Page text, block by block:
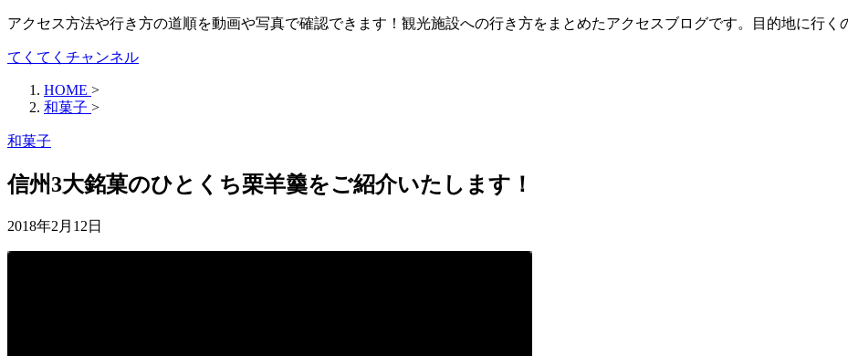
アクセス方法や行き方の道順を動画や写真で確認できます！観光施設への行き方をまとめたアクセスブログです。目的地に行く
てくてくチャンネル
HOME >
和菓子 >
和菓子
信州3大銘菓のひとくち栗羊羹をご紹介いたします！
2018年2月12日